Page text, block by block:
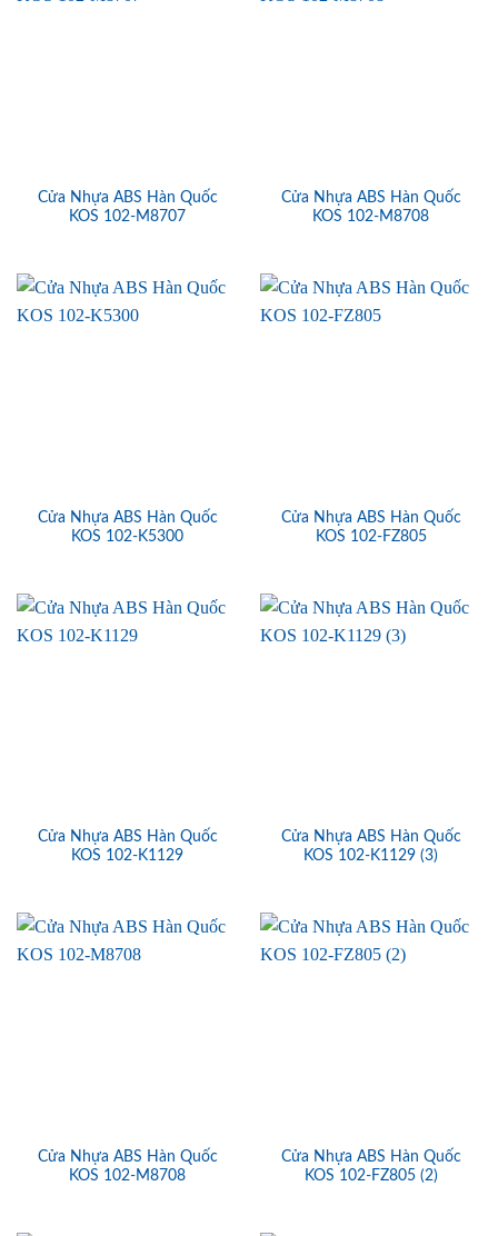
Cửa Nhựa ABS Hàn Quốc
KOS 102-M8707
Cửa Nhựa ABS Hàn Quốc
KOS 102-M8708
Cửa Nhựa ABS Hàn Quốc
KOS 102-K5300
Cửa Nhựa ABS Hàn Quốc
KOS 102-FZ805
Cửa Nhựa ABS Hàn Quốc
KOS 102-K1129
Cửa Nhựa ABS Hàn Quốc
KOS 102-K1129 (3)
Cửa Nhựa ABS Hàn Quốc
KOS 102-M8708
Cửa Nhựa ABS Hàn Quốc
KOS 102-FZ805 (2)